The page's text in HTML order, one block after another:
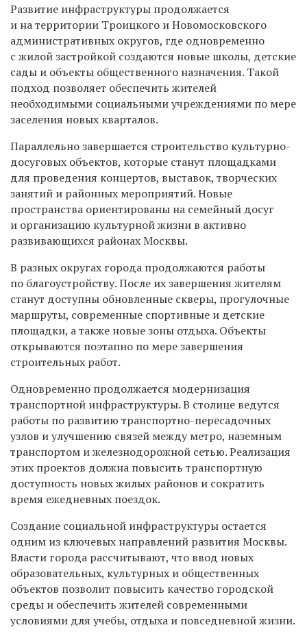
Развитие инфраструктуры продолжается
и на территории Троицкого и Новомосковского
административных округов, где одновременно
с жилой застройкой создаются новые школы, детские
сады и объекты общественного назначения. Такой
подход позволяет обеспечить жителей
необходимыми социальными учреждениями по мере
заселения новых кварталов.
Параллельно завершается строительство культурно-
досуговых объектов, которые станут площадками
для проведения концертов, выставок, творческих
занятий и районных мероприятий. Новые
пространства ориентированы на семейный досуг
и организацию культурной жизни в активно
развивающихся районах Москвы.
В разных округах города продолжаются работы
по благоустройству. После их завершения жителям
станут доступны обновленные скверы, прогулочные
маршруты, современные спортивные и детские
площадки, а также новые зоны отдыха. Объекты
открываются поэтапно по мере завершения
строительных работ.
Одновременно продолжается модернизация
транспортной инфраструктуры. В столице ведутся
работы по развитию транспортно-пересадочных
узлов и улучшению связей между метро, наземным
транспортом и железнодорожной сетью. Реализация
этих проектов должна повысить транспортную
доступность новых жилых районов и сократить
время ежедневных поездок.
Создание социальной инфраструктуры остается
одним из ключевых направлений развития Москвы.
Власти города рассчитывают, что ввод новых
образовательных, культурных и общественных
объектов позволит повысить качество городской
среды и обеспечить жителей современными
условиями для учебы, отдыха и повседневной жизни.